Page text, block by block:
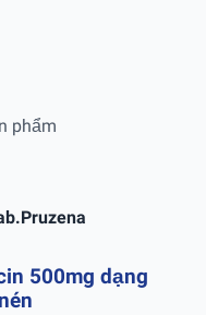
phẩm
500mg dạng